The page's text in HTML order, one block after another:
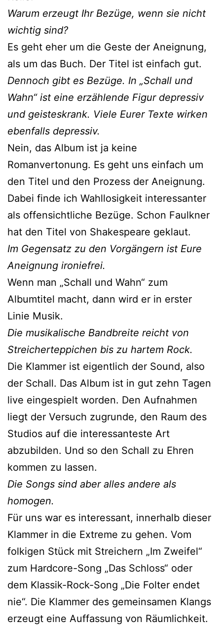
Warum erzeugt Ihr Bezüge, wenn sie nicht
wichtig sind?
Es geht eher um die Geste der Aneignung,
als um das Buch. Der Titel ist einfach gut.
Dennoch gibt es Bezüge. In „Schall und
Wahn“ ist eine erzählende Figur depressiv
und geisteskrank. Viele Eurer Texte wirken
ebenfalls depressiv.
Nein, das Album ist ja keine
Romanvertonung. Es geht uns einfach um
den Titel und den Prozess der Aneignung.
Dabei finde ich Wahllosigkeit interessanter
als offensichtliche Bezüge. Schon Faulkner
hat den Titel von Shakespeare geklaut.
Im Gegensatz zu den Vorgängern ist Eure
Aneignung ironiefrei.
Wenn man „Schall und Wahn“ zum
Albumtitel macht, dann wird er in erster
Linie Musik.
Die musikalische Bandbreite reicht von
Streicherteppichen bis zu hartem Rock.
Die Klammer ist eigentlich der Sound, also
der Schall. Das Album ist in gut zehn Tagen
live eingespielt worden. Den Aufnahmen
liegt der Versuch zugrunde, den Raum des
Studios auf die interessanteste Art
abzubilden. Und so den Schall zu Ehren
kommen zu lassen.
Die Songs sind aber alles andere als
homogen.
Für uns war es interessant, innerhalb dieser
Klammer in die Extreme zu gehen. Vom
folkigen Stück mit Streichern „Im Zweifel“
zum Hardcore-Song „Das Schloss“ oder
dem Klassik-Rock-Song „Die Folter endet
nie“. Die Klammer des gemeinsamen Klangs
erzeugt eine Auffassung von Räumlichkeit.